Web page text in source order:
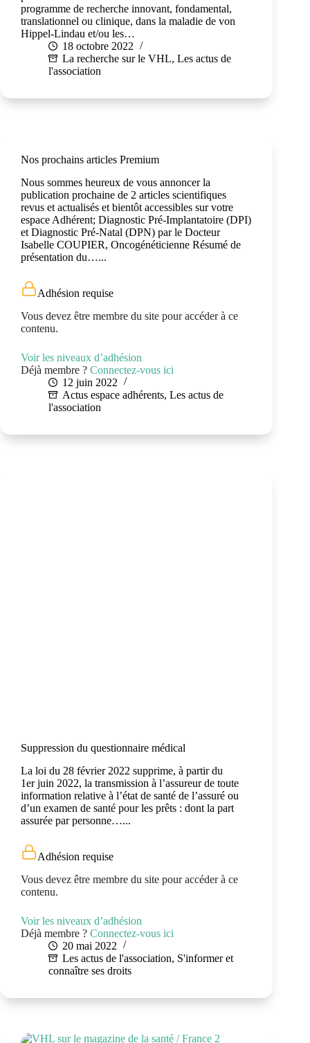
programme de recherche innovant, fondamental,
translationnel ou clinique, dans la maladie de von
Hippel-Lindau et/ou les…
18 octobre 2022
La recherche sur le VHL, Les actus de
l'association
Nos prochains articles Premium
Nous sommes heureux de vous annoncer la
publication prochaine de 2 articles scientifiques
revus et actualisés et bientôt accessibles sur votre
espace Adhérent; Diagnostic Pré-Implantatoire (DPI)
et Diagnostic Pré-Natal (DPN) par le Docteur
Isabelle COUPIER, Oncogénéticienne Résumé de
présentation du…...
Adhésion requise
Vous devez être membre du site pour accéder à ce
contenu.
Voir les niveaux d’adhésion
Déjà membre ? Connectez-vous ici
12 juin 2022
Actus espace adhérents, Les actus de
l'association
Suppression du questionnaire médical
La loi du 28 février 2022 supprime, à partir du
1er juin 2022, la transmission à l’assureur de toute
information relative à l’état de santé de l’assuré ou
d’un examen de santé pour les prêts : dont la part
assurée par personne…...
Adhésion requise
Vous devez être membre du site pour accéder à ce
contenu.
Voir les niveaux d’adhésion
Déjà membre ? Connectez-vous ici
20 mai 2022
Les actus de l'association, S'informer et
connaître ses droits